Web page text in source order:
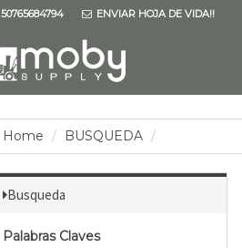
50765684794 ENVIAR HOJA DE VIDA!!
Home BUSQUEDA
Busqueda
Palabras Claves